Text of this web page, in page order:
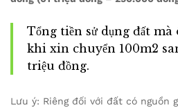
Tổng tiền sử dụng đất mà
khi xin chuyển 100m2
triệu đồng.
Lưu ý: Riêng đối với đất có nguồn